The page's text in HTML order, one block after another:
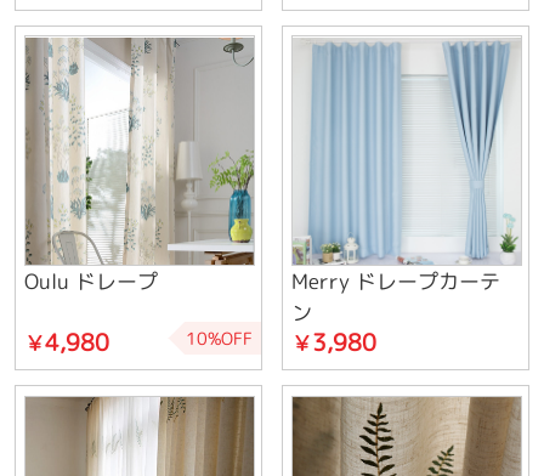
10%OFF
Oulu ドレープ
￥4,980
Merry ドレープカーテ
ン
￥3,980